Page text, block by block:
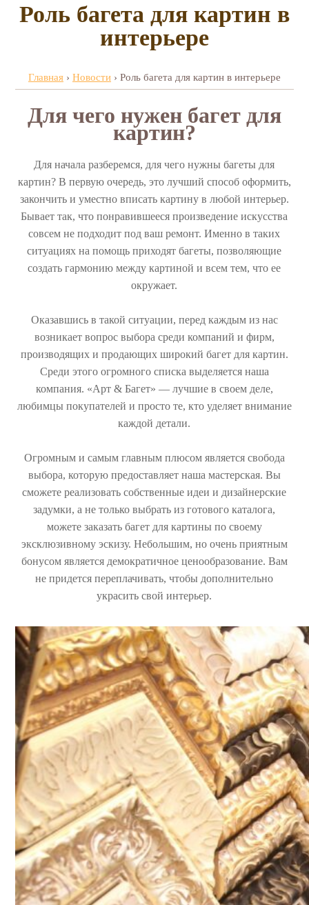
Роль багета для картин в
интерьере
Главная › Новости › Роль багета для картин в интерьере
Для чего нужен багет для
картин?
Для начала разберемся, для чего нужны багеты для
картин? В первую очередь, это лучший способ оформить,
закончить и уместно вписать картину в любой интерьер.
Бывает так, что понравившееся произведение искусства
совсем не подходит под ваш ремонт. Именно в таких
ситуациях на помощь приходят багеты, позволяющие
создать гармонию между картиной и всем тем, что ее
окружает.
Оказавшись в такой ситуации, перед каждым из нас
возникает вопрос выбора среди компаний и фирм,
производящих и продающих широкий багет для картин.
Среди этого огромного списка выделяется наша
компания. «Арт & Багет» — лучшие в своем деле,
любимцы покупателей и просто те, кто уделяет внимание
каждой детали.
Огромным и самым главным плюсом является свобода
выбора, которую предоставляет наша мастерская. Вы
сможете реализовать собственные идеи и дизайнерские
задумки, а не только выбрать из готового каталога,
можете заказать багет для картины по своему
эксклюзивному эскизу. Небольшим, но очень приятным
бонусом является демократичное ценообразование. Вам
не придется переплачивать, чтобы дополнительно
украсить свой интерьер.